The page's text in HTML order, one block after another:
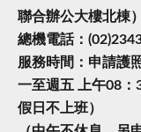
聯合辦公大樓北棟）
總機電話：
服務時間：申請護
一至週五 上午08：
假日不上班）